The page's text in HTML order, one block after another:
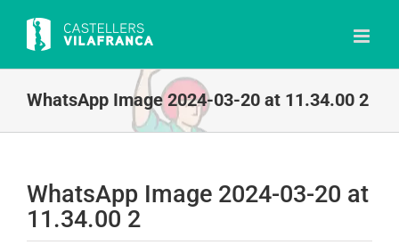
content
WhatsApp Image 2024-03-20 at 11.34.00 2
WhatsApp Image 2024-03-20 at
11.34.00 2